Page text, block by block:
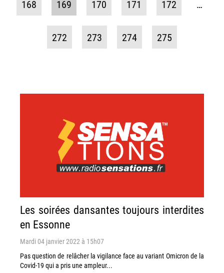
168 169 170 171 172 …
272 273 274 275
Les soirées dansantes toujours interdites
en Essonne
Mardi 04 janvier 2022 à 15h07
Pas question de relâcher la vigilance face au variant Omicron de la
Covid-19 qui a pris une ampleur...